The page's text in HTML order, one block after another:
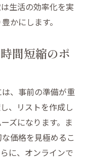
生活の効率化を実
かにします。
間短縮のポ
、事前の準備が重
、リストを作成し
ズになります。ま
価格を見極めるこ
に、オンラインで